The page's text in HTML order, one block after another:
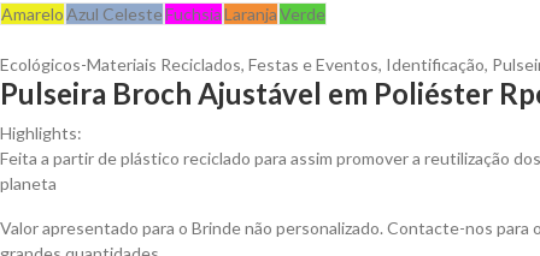
AmareloAzul CelesteFuchsiaLaranjaVerde
Ecológicos-Materiais Reciclados, Festas e Eventos, Identificação,
Pulseira Broch Ajustável em Poliéster
Highlights:
Feita a partir de plástico reciclado para assim promover a reutilização
planeta
Valor apresentado para o Brinde não personalizado. Contacte-nos